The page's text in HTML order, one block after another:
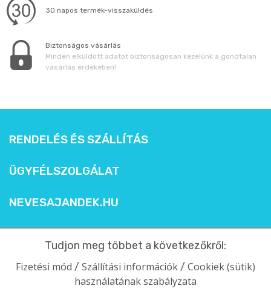
30 napos termék-visszaküldés
Biztonságos vásárlás
Minden elküldött adatot biztonságosan kezelünk a gondtalan
vásárlás érdekében!
RENDELÉS ÉS SZÁLLÍTÁS
ÜGYFÉLSZOLGÁLAT
NEVESAJANDEK.HU
Tudjon meg többet a következőkről:
Fizetési mód / Szállítási információk / Cookiek (sütik)
használatának szabályzata